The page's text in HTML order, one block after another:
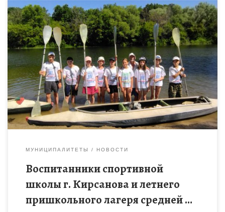
26 июня учащиеся спортивной школы г. Кирсанова и
воспитанники летнего пришкольного лагеря средней школы
№1 г. совершили сплав на байдарках по реке Ворона,
посвященный Дню Молодёжи и […]
МУНИЦИПАЛИТЕТЫ НОВОСТИ
Воспитанники спортивной
школы г. Кирсанова и летнего
пришкольного лагеря средней …